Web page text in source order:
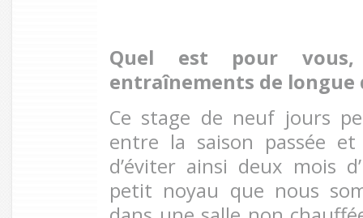
Quel est pour
entraînements de
Ce stage de neuf jours
entre la saison passée
d’éviter ainsi deux mois
petit noyau que nous